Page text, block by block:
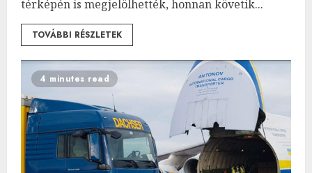
térképén is megjelölhették, honnan követik...
TOVÁBBI RÉSZLETEK
4 minutes read